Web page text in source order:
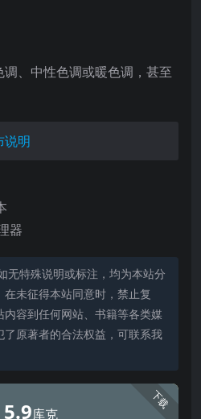
、中性色调或暖色调，甚至
说明
器
无特殊说明或标注，均为本站分
未征得本站同意时，禁止复
容到任何网站、书籍等各类媒
原著者的合法权益，可联系我
下载
5.9库克